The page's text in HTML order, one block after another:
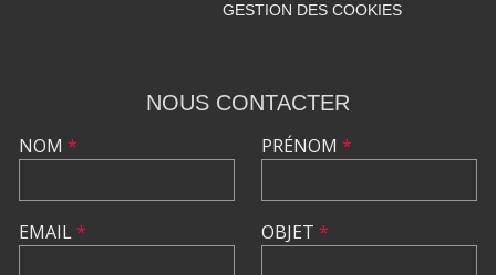
GESTION DES COOKIES
NOUS CONTACTER
NOM *
EMAIL*
PRÉNOM *
OBJET *